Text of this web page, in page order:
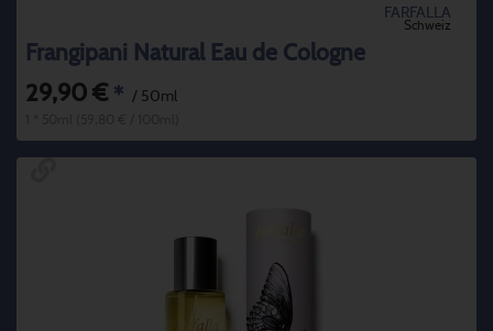
FARFALLA
Schweiz
Frangipani Natural Eau de Cologne
29,90 € * / 50ml